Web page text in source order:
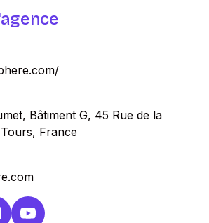
Bâtiment G, 45 Rue de la
France